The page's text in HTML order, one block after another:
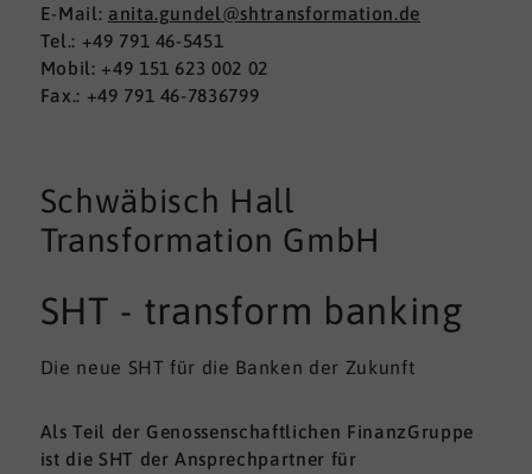
E-Mail: anita.gundel@shtransformation.de
Tel.: +49 791 46-5451
Mobil: +49 151 623 002 02
Fax.: +49 791 46-7836799
Schwäbisch Hall
Transformation GmbH
SHT - transform banking
Die neue SHT für die Banken der Zukunft
Als Teil der Genossenschaftlichen FinanzGruppe
ist die SHT der Ansprechpartner für